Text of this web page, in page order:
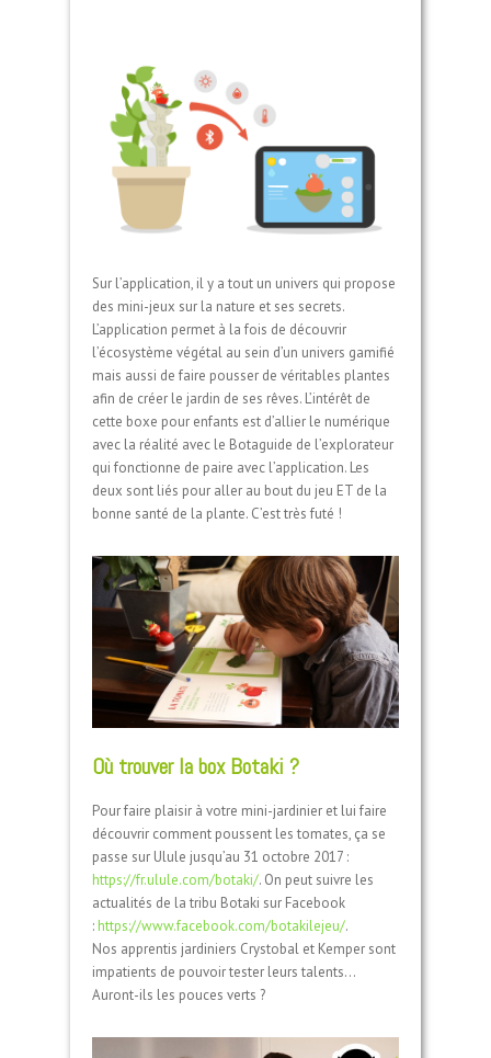
Sur l’application, il y a tout un univers qui propose
des mini-jeux sur la nature et ses secrets.
L’application permet à la fois de découvrir
l’écosystème végétal au sein d’un univers gamifié
mais aussi de faire pousser de véritables plantes
afin de créer le jardin de ses rêves. L’intérêt de
cette boxe pour enfants est d’allier le numérique
avec la réalité avec le Botaguide de l’explorateur
qui fonctionne de paire avec l’application. Les
deux sont liés pour aller au bout du jeu ET de la
bonne santé de la plante. C’est très futé !
Où trouver la box Botaki ?
Pour faire plaisir à votre mini-jardinier et lui faire
découvrir comment poussent les tomates, ça se
passe sur Ulule jusqu’au 31 octobre 2017 :
https://fr.ulule.com/botaki/. On peut suivre les
actualités de la tribu Botaki sur Facebook
:https://www.facebook.com/botakilejeu/.
Nos apprentis jardiniers Crystobal et Kemper sont
impatients de pouvoir tester leurs talents…
Auront-ils les pouces verts ?